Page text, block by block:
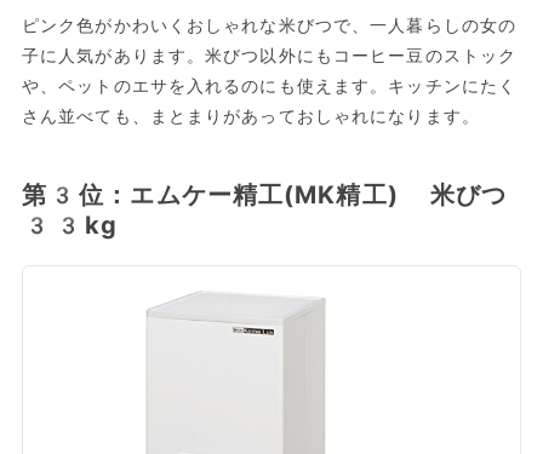
ピンク色がかわいくおしゃれな米びつで、一人暮らしの女の
子に人気があります。米びつ以外にもコーヒー豆のストック
や、ペットのエサを入れるのにも使えます。キッチンにたく
さん並べても、まとまりがあっておしゃれになります。
第3位：エムケー精工(MK精工) 米びつ
33kg